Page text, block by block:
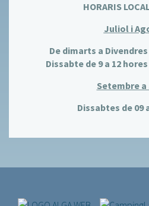
HORARIS
Juliol i
De dimarts a Divendres
Dissabte de 9 a 12
Setembre a
Dissabtes de 09